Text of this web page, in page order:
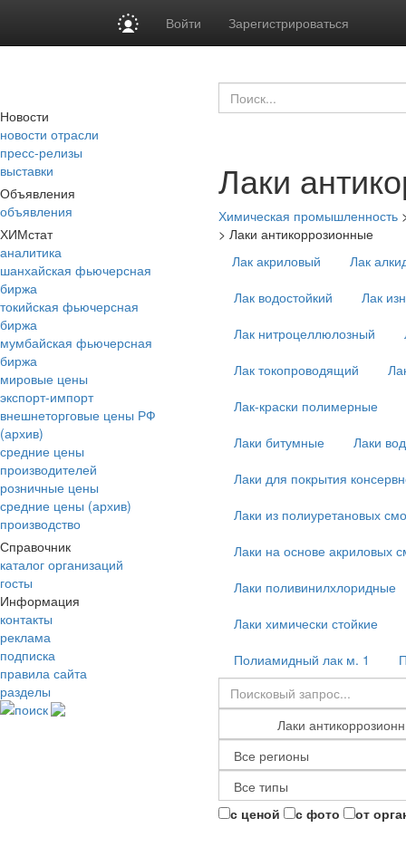
Войти Зарегистрироваться
Новости
новости отрасли
пресс-релизы
выставки
Объявления
объявления
ХИМстат
аналитика
шанхайская фьючерсная
биржа
токийская фьючерсная
биржа
мумбайская фьючерсная
биржа
мировые цены
экспорт-импорт
внешнеторговые цены РФ
(архив)
средние цены
производителей
розничные цены
средние цены (архив)
производство
Справочник
каталог организаций
госты
Информация
контакты
реклама
подписка
правила сайта
разделы
поиск
Лаки
Химическая промышленность
> Лаки антикоррозионные
Лак акриловый
Лак
Лак водостойкий
Лак
Лак нитроцеллюлозный
Лак токопроводящий
Лак-краски полимерные
Лаки битумные
Лаки
Лаки для покрытия
Лаки из полиуретановых
Лаки на основе акриловых
Лаки поливинилхлоридные
Лаки химически стойкие
Полиамидный лак м. 1
с ценой с фото от